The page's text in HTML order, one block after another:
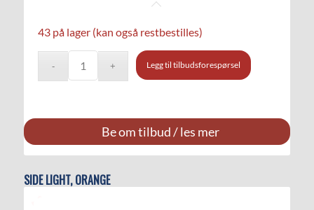
43 på lager (kan også restbestilles)
Legg til tilbudsforespørsel
Be om tilbud / les mer
SIDE LIGHT, ORANGE